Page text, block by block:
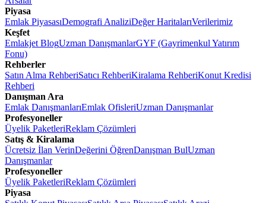
Piyasa
Emlak PiyasasıDemografi AnaliziDeğer HaritalarıVerilerimiz
Keşfet
Emlakjet BlogUzman DanışmanlarGYF (Gayrimenkul Yatırım
Fonu)
Rehberler
Satın Alma RehberiSatıcı RehberiKiralama RehberiKonut Kredisi
Rehberi
Danışman Ara
Emlak DanışmanlarıEmlak OfisleriUzman Danışmanlar
Profesyoneller
Üyelik PaketleriReklam Çözümleri
Satış & Kiralama
Ücretsiz İlan VerinDeğerini ÖğrenDanışman BulUzman
Danışmanlar
Profesyoneller
Üyelik PaketleriReklam Çözümleri
Piyasa